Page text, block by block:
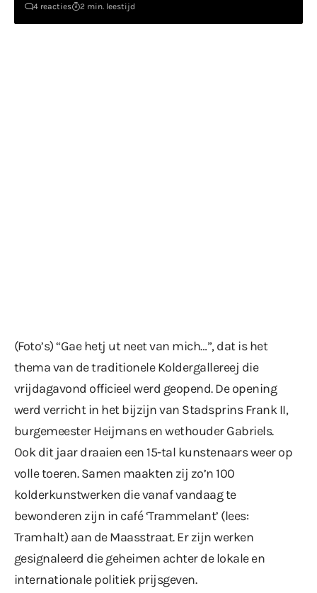
4 reacties
2 min. leestijd
(Foto’s) “Gae hetj ut neet van mich…”, dat is het
thema van de traditionele Koldergallereej die
vrijdagavond officieel werd geopend. De opening
werd verricht in het bijzijn van Stadsprins Frank II,
burgemeester Heijmans en wethouder Gabriels.
Ook dit jaar draaien een 15-tal kunstenaars weer op
volle toeren. Samen maakten zij zo’n 100
kolderkunstwerken die vanaf vandaag te
bewonderen zijn in café ‘Trammelant’ (lees:
Tramhalt) aan de Maasstraat. Er zijn werken
gesignaleerd die geheimen achter de lokale en
internationale politiek prijsgeven.